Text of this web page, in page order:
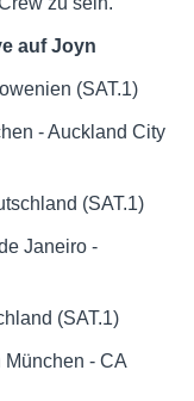
auf Joyn
(SAT.1)
- Auckland City
(SAT.1)
Janeiro -
(SAT.1)
München - CA